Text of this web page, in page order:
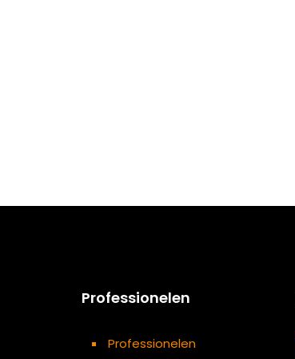
Professionelen
Professionelen